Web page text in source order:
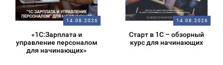
14.08.2026
«1С:Зарплата и
управление персоналом
для начинающих»
14.08.2026
Старт в 1С – обзорный
курс для начинающих